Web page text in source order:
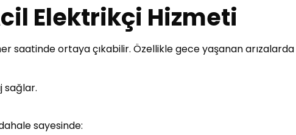
Elektrikçi Hizmeti
saatinde ortaya çıkabilir. Özellikle gece yaşanan
sağlar.
sayesinde: